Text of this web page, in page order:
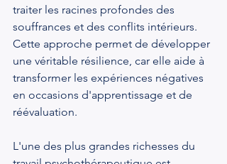
traiter les racines profondes des
souffrances et des conflits intérieurs.
Cette approche permet de développer
une véritable résilience, car elle aide à
transformer les expériences négatives
en occasions d'apprentissage et de
réévaluation.
L'une des plus grandes richesses du